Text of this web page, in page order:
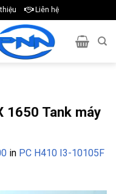
Liên hệ
1650 Tank máy
in PC H410 I3-10105F